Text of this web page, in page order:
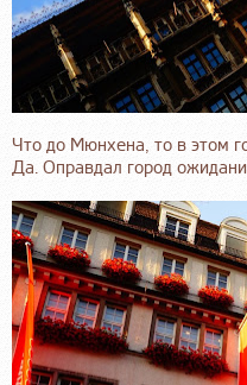
Что до Мюнхена, то в этом
Да. Оправдал город